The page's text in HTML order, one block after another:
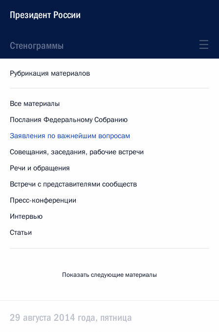
Президент России
Стенограммы
Рубрикация материалов
Все материалы
Послания Федеральному Собранию
Заявления по важнейшим вопросам
Совещания, заседания, рабочие встречи
Речи и обращения
Встречи с представителями сообществ
Пресс-конференции
Интервью
Статьи
Показать следующие материалы
29 августа 2014 года, пятница